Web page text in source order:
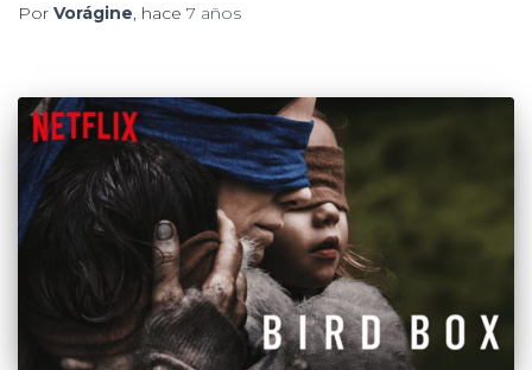
Por Vorágine, hace 7 años